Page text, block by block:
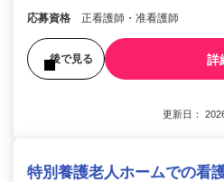
応募資格 正看護師・准看護師
後で見る 詳
更新日：
特別養護老人ホームでの看